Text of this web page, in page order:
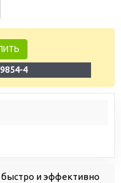
4
и эффективно